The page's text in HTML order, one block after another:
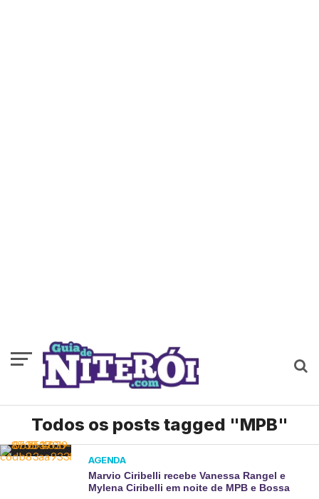
Todos os posts tagged "MPB"
AGENDA
Marvio Ciribelli recebe Vanessa Rangel e
Mylena Ciribelli em noite de MPB e Bossa